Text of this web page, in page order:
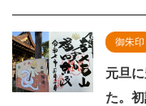
御朱印
元旦
た。